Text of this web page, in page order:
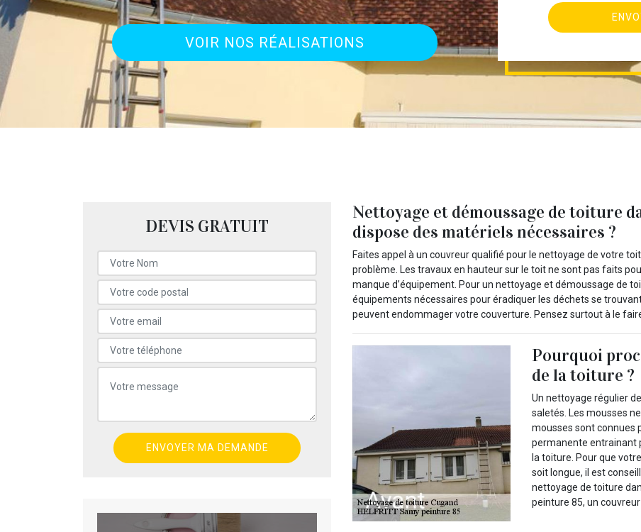
VOIR NOS RÉALISATIONS
DEVIS GRATUIT
Nettoyage et démoussage de toiture
dispose des matériels nécessaires ?
Faites appel à un couvreur qualifié pour le nettoyage de votre
problème. Les travaux en hauteur sur le toit ne sont pas faits
manque d’équipement. Pour un nettoyage et démoussage de
équipements nécessaires pour éradiquer les déchets se
peuvent endommager votre couverture. Pensez surtout à le
Pourquoi
de la toiture ?
Un nettoyage régulier
saletés. Les mousses
mousses sont connues
permanente entrainant
la toiture. Pour que
soit longue, il est
nettoyage de toiture
peinture 85, un